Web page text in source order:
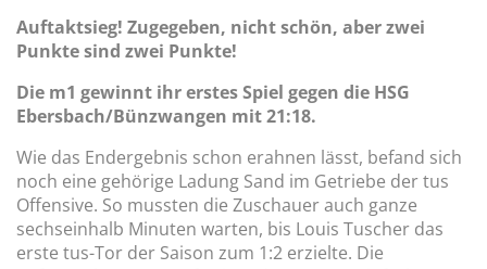
Auftaktsieg! Zugegeben, nicht schön, aber zwei
Punkte sind zwei Punkte!
Die m1 gewinnt ihr erstes Spiel gegen die HSG
Ebersbach/Bünzwangen mit 21:18.
Wie das Endergebnis schon erahnen lässt, befand sich
noch eine gehörige Ladung Sand im Getriebe der tus
Offensive. So mussten die Zuschauer auch ganze
sechseinhalb Minuten warten, bis Louis Tuscher das
erste tus-Tor der Saison zum 1:2 erzielte. Die